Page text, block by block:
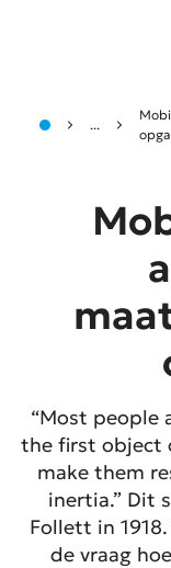
...
“Most people
the first object
make them
inertia.” Dit
Follett in
de vraag